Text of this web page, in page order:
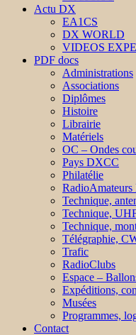
Actu DX
EA1CS
DX WORLD
VIDEOS
PDF docs
Administrations
Associations
Diplômes
Histoire
Librairie
Matériels
OC – Ondes
Pays DXCC
Philatélie
RadioAmateurs
Technique,
Technique,
Technique,
Télégraphie,
Trafic
RadioClubs
Espace –
Expéditions,
Musées
Programmes,
Contact